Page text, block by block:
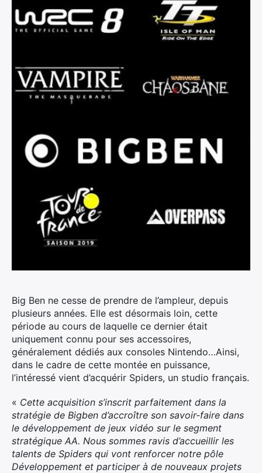
Big Ben ne cesse de prendre de l’ampleur, depuis
plusieurs années. Elle est désormais loin, cette
période au cours de laquelle ce dernier était
uniquement connu pour ses accessoires,
généralement dédiés aux consoles Nintendo…Ainsi,
dans le cadre de cette montée en puissance,
l’intéressé vient d’acquérir Spiders, un studio français.
« Cette acquisition s’inscrit parfaitement dans la
stratégie de Bigben d’accroître son savoir-faire dans
le développement de jeux vidéo sur le segment
stratégique AA. Nous sommes ravis d’accueillir les
talents de Spiders qui vont renforcer notre pôle
Développement et participer à de nouveaux projets